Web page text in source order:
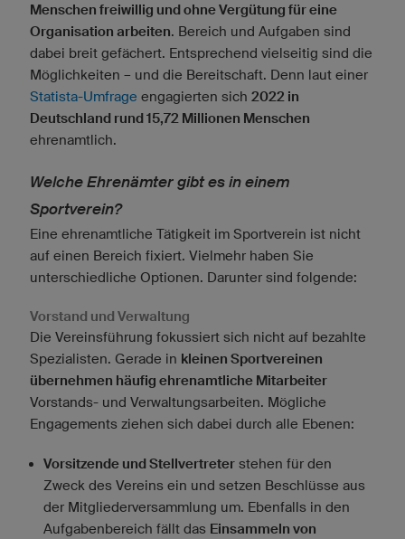
Menschen freiwillig und ohne Vergütung für eine
Organisation arbeiten. Bereich und Aufgaben sind
dabei breit gefächert. Entsprechend vielseitig sind die
Möglichkeiten – und die Bereitschaft. Denn laut einer
Statista-Umfrage engagierten sich 2022 in
Deutschland rund 15,72 Millionen Menschen
ehrenamtlich.
Welche Ehrenämter gibt es in einem
Sportverein?
Eine ehrenamtliche Tätigkeit im Sportverein ist nicht
auf einen Bereich fixiert. Vielmehr haben Sie
unterschiedliche Optionen. Darunter sind folgende:
Vorstand und Verwaltung
Die Vereinsführung fokussiert sich nicht auf bezahlte
Spezialisten. Gerade in kleinen Sportvereinen
übernehmen häufig ehrenamtliche Mitarbeiter
Vorstands- und Verwaltungsarbeiten. Mögliche
Engagements ziehen sich dabei durch alle Ebenen:
Vorsitzende und Stellvertreter stehen für den
Zweck des Vereins ein und setzen Beschlüsse aus
der Mitgliederversammlung um. Ebenfalls in den
Aufgabenbereich fällt das Einsammeln von